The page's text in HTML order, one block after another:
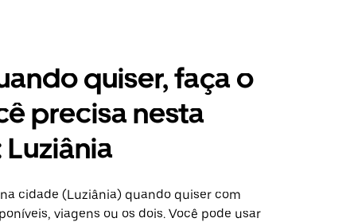
quiser, faça o
precisa nesta
cidade (Luziânia) quando quiser com
viagens ou os dois. Você pode usar